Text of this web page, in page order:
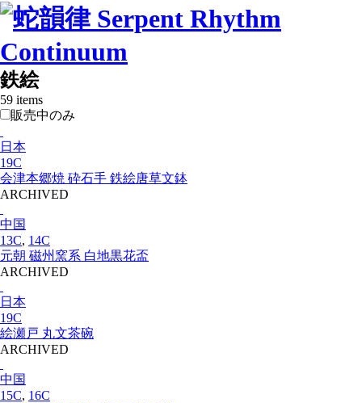
鉄絵
59 items
販売中のみ
日本
19C
会津本郷焼 砕石手 鉄絵唐草文鉢
ARCHIVED
中国
13C, 14C
元朝 磁州窯系 白地黒花盃
ARCHIVED
日本
19C
絵瀬戸 丸文茶碗
ARCHIVED
中国
15C, 16C